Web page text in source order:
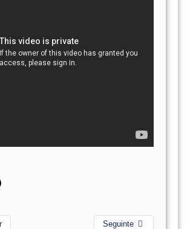
Seguinte